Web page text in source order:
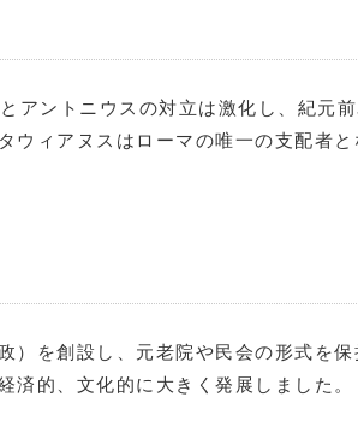
アントニウスの対立は激化し、紀元
ィアヌスはローマの唯一の支配者
を創設し、元老院や民会の形式を
的、文化的に大きく発展しました。